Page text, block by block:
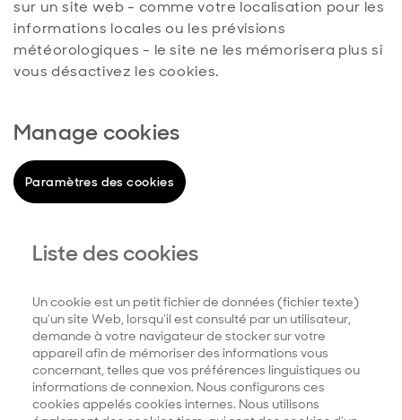
sur un site web - comme votre localisation pour les
informations locales ou les prévisions
météorologiques - le site ne les mémorisera plus si
vous désactivez les cookies.
Manage cookies
Paramètres des cookies
Liste des cookies
Un cookie est un petit fichier de données (fichier texte)
qu'un site Web, lorsqu'il est consulté par un utilisateur,
demande à votre navigateur de stocker sur votre
appareil afin de mémoriser des informations vous
concernant, telles que vos préférences linguistiques ou
informations de connexion. Nous configurons ces
cookies appelés cookies internes. Nous utilisons